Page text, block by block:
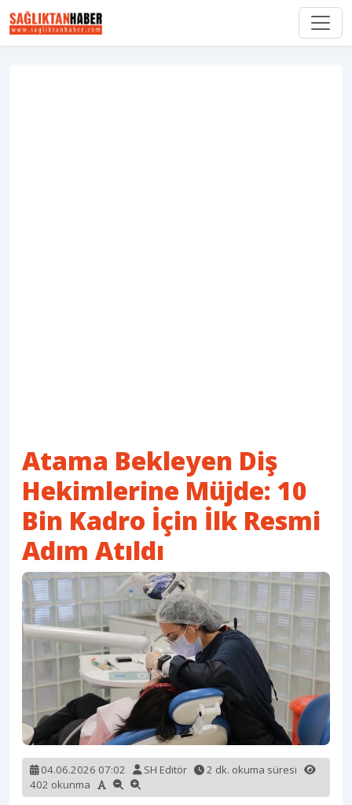
Atama Bekleyen Diş
Hekimlerine Müjde: 10
Bin Kadro İçin İlk Resmi
Adım Atıldı
04.06.2026 07:02 SH Editör
2 dk. okuma süresi
402 okunma